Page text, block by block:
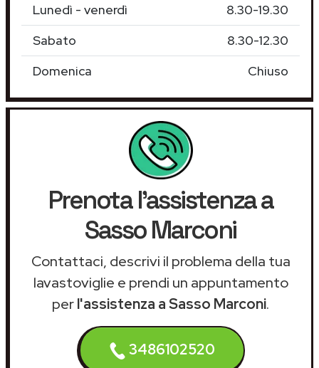
Lunedì - venerdì
8.30-19.30
Sabato
8.30-12.30
Domenica
Chiuso
Prenota l'assistenza a
Sasso Marconi
Contattaci, descrivi il problema della tua
lavastoviglie e prendi un appuntamento
perl'assistenza a Sasso Marconi.
3486102520